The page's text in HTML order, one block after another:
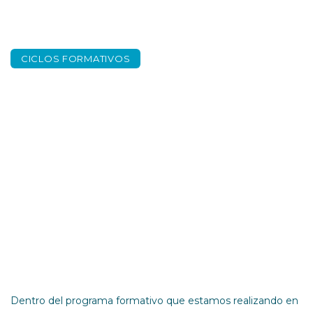
CICLOS FORMATIVOS
Dentro del programa formativo que estamos realizando en